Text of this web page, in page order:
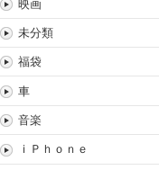
映画
未分類
福袋
車
音楽
ｉＰｈｏｎｅ